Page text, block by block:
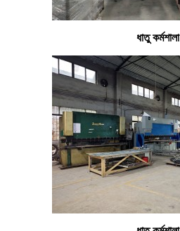
ধাতু কর্মশালা